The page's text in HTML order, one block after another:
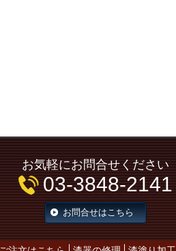
お気軽にお問合せください
03-3848-2141
お問合せはこちら